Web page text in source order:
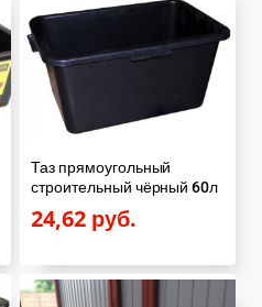
Таз прямоугольный
строительный чёрный 60л
24,62 руб.